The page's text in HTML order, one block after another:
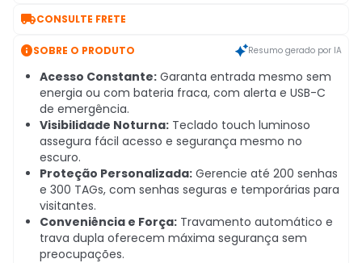
CONSULTE FRETE
SOBRE O PRODUTO Resumo gerado por IA
Acesso Constante: Garanta entrada mesmo sem
energia ou com bateria fraca, com alerta e USB-C
de emergência.
Visibilidade Noturna: Teclado touch luminoso
assegura fácil acesso e segurança mesmo no
escuro.
Proteção Personalizada: Gerencie até 200 senhas
e 300 TAGs, com senhas seguras e temporárias para
visitantes.
Conveniência e Força: Travamento automático e
trava dupla oferecem máxima segurança sem
preocupações.